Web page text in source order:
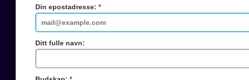
Din epostadresse:
felt
Ditt fulle navn: